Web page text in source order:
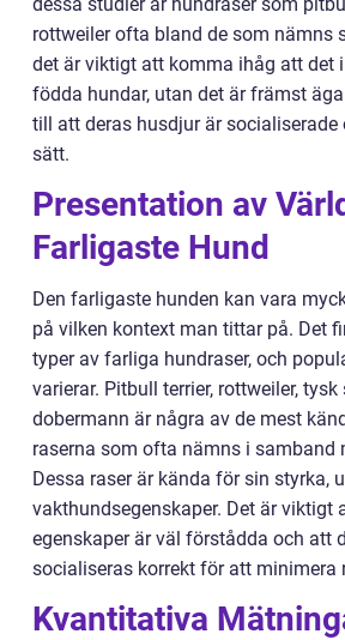
rottweiler ofta bland de som nämns
det är viktigt att komma ihåg att det
födda hundar, utan det är främst
till att deras husdjur är socialiserade
sätt.
Presentation av
Farligaste Hund
Den farligaste hunden kan vara
på vilken kontext man tittar på. Det
typer av farliga hundraser, och
varierar. Pitbull terrier, rottweiler,
dobermann är några av de mest
raserna som ofta nämns i samband
Dessa raser är kända för sin styrka,
vakthundsegenskaper. Det är viktigt
egenskaper är väl förstådda och att
socialiseras korrekt för att minimera
Kvantitativa